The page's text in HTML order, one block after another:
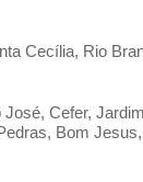
Cecília, Rio
José, Cefer,
Bom